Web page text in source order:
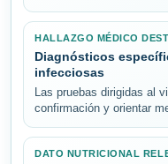
HALLAZGO MÉDICO
Diagnósticos
infecciosas
Las pruebas dirigidas al
confirmación y orientar
DATO NUTRICIONAL